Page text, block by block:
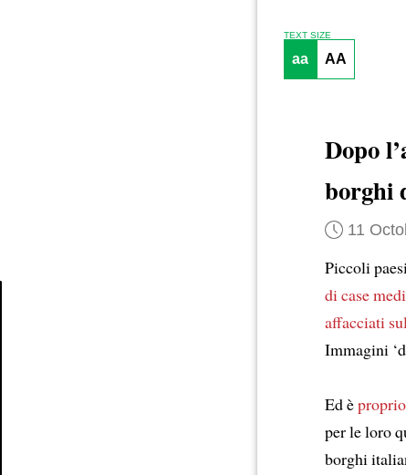
TEXT SIZE
aa AA
Dopo
borghi
11
Piccoli
di case
affacciati
Immagini
Ed èproprio
per le loro
borghi